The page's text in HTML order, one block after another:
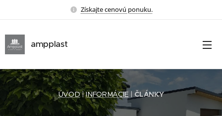
Získajte cenovú ponuku.
ampplast
ÚVOD|INFORMÁCIE | ČLÁNKY